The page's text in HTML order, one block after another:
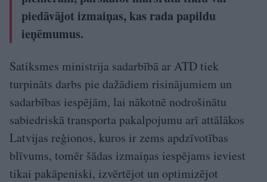
piedāvājot izmaiņas, kas rada papildu
ieņēmumus.
Satiksmes ministrija sadarbībā ar ATD tiek
turpināts darbs pie dažādiem risinājumiem un
sadarbības iespējām, lai nākotnē nodrošinātu
sabiedriskā transporta pakalpojumu arī attālākos
Latvijas reģionos, kuros ir zems apdzīvotības
blīvums, tomēr šādas izmaiņas iespējams ieviest
tikai pakāpeniski, izvērtējot un optimizējot